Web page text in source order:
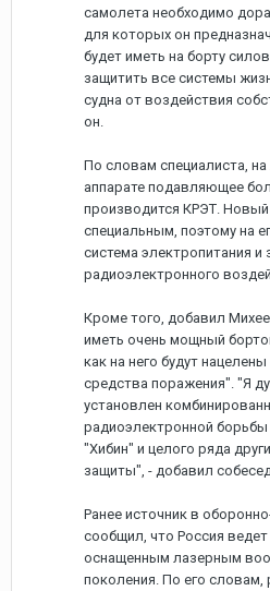
самолета необходимо
для которых он
будет иметь на борту
защитить все системы
судна от воздействия
он.
По словам специалиста,
аппарате подавляющее
производится КРЭТ. Новый
специальным, поэтому на
система электропитания
радиоэлектронного
Кроме того, добавил
иметь очень мощный
как на него будут
средства поражения". "Я
установлен
радиоэлектронной борьбы
"Хибин" и целого ряда
защиты", - добавил
Ранее источник в
сообщил, что Россия
оснащенным лазерным
поколения. По его словам,